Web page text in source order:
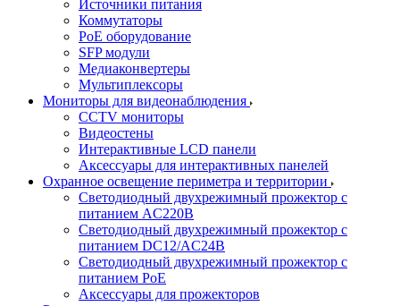
Источники питания
Коммутаторы
PoE оборудование
SFP модули
Медиаконвертеры
Мультиплексоры
Мониторы для видеонаблюдения
CCTV мониторы
Видеостены
Интерактивные LCD панели
Аксессуары для интерактивных панелей
Охранное освещение периметра и территории
Светодиодный двухрежимный прожектор с
питанием AC220В
Светодиодный двухрежимный прожектор с
питанием DC12/AC24В
Светодиодный двухрежимный прожектор с
питанием PoE
Аксессуары для прожекторов